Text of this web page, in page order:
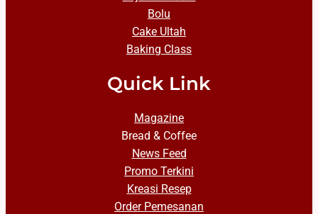
Bolu
Cake Ultah
Baking Class
Quick Link
Magazine
Bread & Coffee
News Feed
Promo Terkini
Kreasi Resep
Order Pemesanan